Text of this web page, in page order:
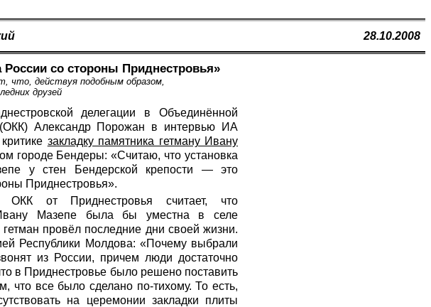
28.10.2008
со стороны Приднестровья»
что, действуя подобным образом,
друзей
делегации в Объединённой
(ОКК) Александр Порожан в интервью ИА
закладку памятника гетману Ивану
городе Бендеры: «Считаю, что установка
у стен Бендерской крепости — это
Приднестровья».
ОКК от Приднестровья считает, что
Ивану Мазепе была бы уместна в селе
гетман провёл последние дни своей жизни.
Республики Молдова: «Почему выбрали
из России, причем люди достаточно
в Приднестровье было решено поставить
все было сделано по-тихому. То есть,
на церемонии закладки плиты